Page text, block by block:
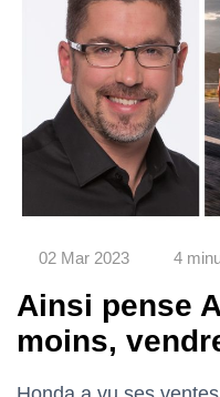
02 Mar 2023 4
Ainsi pense
moins,